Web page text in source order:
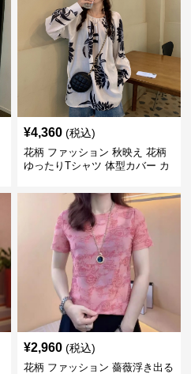
¥4,360 (税込)
花柄 ファッション 秋映え 花柄
ゆったりTシャツ 体型カバー カ
¥2,960 (税込)
花柄 ファッション 薔薇浮き出る